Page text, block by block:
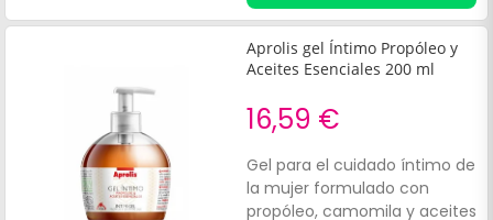
Aprolis gel Íntimo Propóleo y
Aceites Esenciales 200 ml
16,59 €
Gel para el cuidado íntimo de
la mujer formulado con
propóleo, camomila y aceites